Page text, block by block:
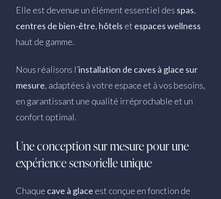
Elle est devenue un élément essentiel des spas,
centres de bien-être, hôtels et espaces wellness
haut de gamme.
Nous réalisons l’installation de caves à glace sur
mesure, adaptées à votre espace et à vos besoins,
en garantissant une qualité irréprochable et un
confort optimal.
Une conception sur mesure pour une
expérience sensorielle unique
Chaque cave à glace est conçue en fonction de